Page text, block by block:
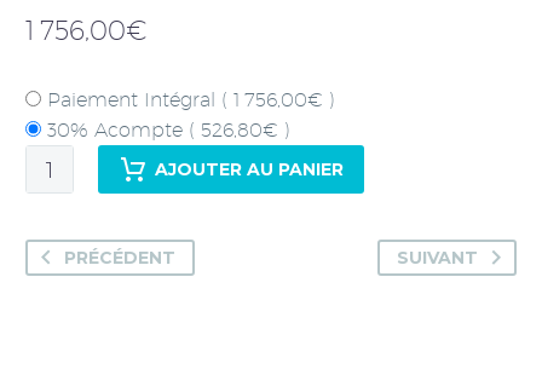
1 756,00€
Paiement Intégral ( 1 756,00€ )
30% Acompte ( 526,80€ )
quantité
de
moto
sur-
AJOUTER AU PANIER
PRÉCÉDENT SUIVANT